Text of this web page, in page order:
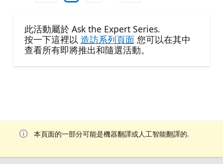
此活動屬於 Ask the Expert Series.
按一下這裡以 造訪系列頁面您可以在其中
查看所有即將推出和隨選活動。
本頁面的一部分可能是機器翻譯或人工智能翻譯的.